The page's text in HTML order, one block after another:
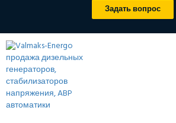
Задать вопрос